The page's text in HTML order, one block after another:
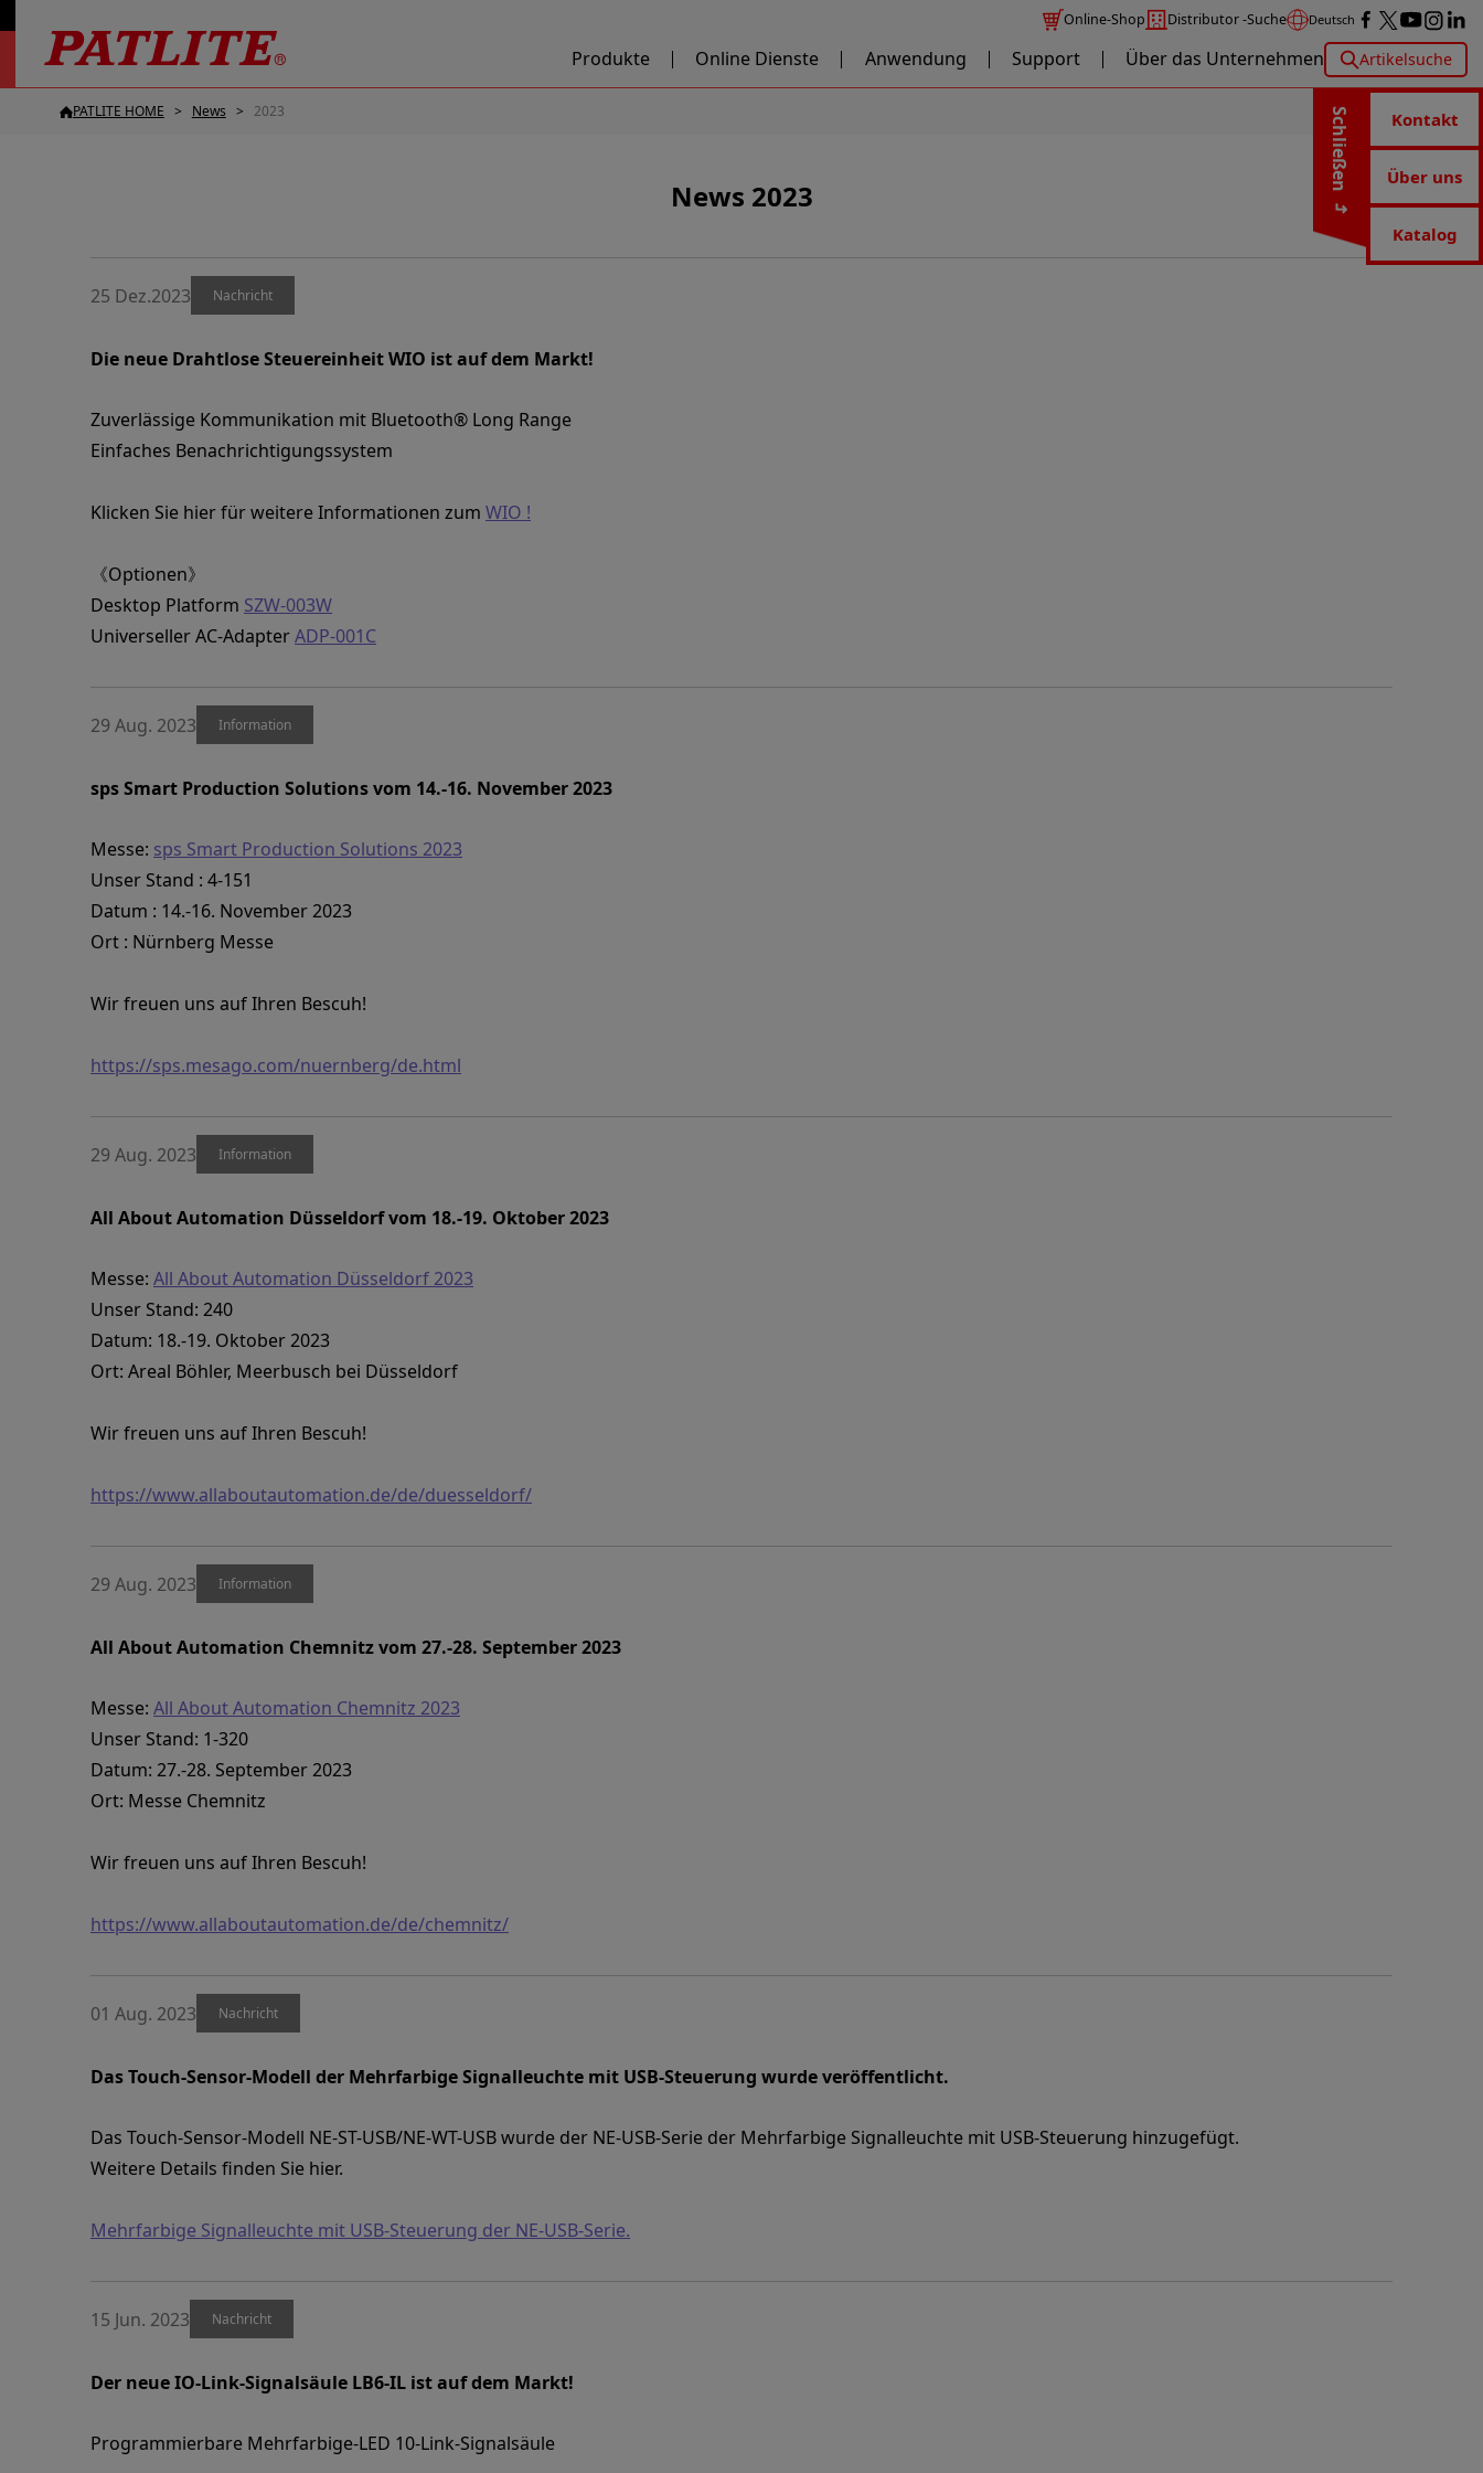
Online-Shop Distributor -Suche Deutsch
Produkte Online Dienste Anwendung Support Über das Unternehmen Artikelsuche
Schließen Kontakt
Über uns
Katalog
PATLITE HOME News 2023
News 2023
25 Dez.2023 Nachricht
Die neue Drahtlose Steuereinheit WIO ist auf dem Markt!
Zuverlässige Kommunikation mit Bluetooth® Long Range
Einfaches Benachrichtigungssystem
Klicken Sie hier für weitere Informationen zum WIO !
《Optionen》
Desktop Platform SZW-003W
Universeller AC-AdapterADP-001C
29 Aug. 2023 Information
sps Smart Production Solutions vom 14.-16. November 2023
Messe: sps Smart Production Solutions 2023
Unser Stand : 4-151
Datum : 14.-16. November 2023
Ort : Nürnberg Messe
Wir freuen uns auf Ihren Bescuh!
https://sps.mesago.com/nuernberg/de.html
29 Aug. 2023 Information
All About Automation Düsseldorf vom 18.-19. Oktober 2023
Messe: All About Automation Düsseldorf 2023
Unser Stand: 240
Datum: 18.-19. Oktober 2023
Ort: Areal Böhler, Meerbusch bei Düsseldorf
Wir freuen uns auf Ihren Bescuh!
https://www.allaboutautomation.de/de/duesseldorf/
29 Aug. 2023 Information
All About Automation Chemnitz vom 27.-28. September 2023
Messe: All About Automation Chemnitz 2023
Unser Stand: 1-320
Datum: 27.-28. September 2023
Ort: Messe Chemnitz
Wir freuen uns auf Ihren Bescuh!
https://www.allaboutautomation.de/de/chemnitz/
01 Aug. 2023 Nachricht
Das Touch-Sensor-Modell der Mehrfarbige Signalleuchte mit USB-Steuerung wurde veröffentlicht.
Das Touch-Sensor-Modell NE-ST-USB/NE-WT-USB wurde der NE-USB-Serie der Mehrfarbige Signalleuchte mit USB-Steuerung hinzugefügt.
Weitere Details finden Sie hier.
Mehrfarbige Signalleuchte mit USB-Steuerung der NE-USB-Serie.
15 Jun. 2023 Nachricht
Der neue IO-Link-Signalsäule LB6-IL ist auf dem Markt!
Programmierbare Mehrfarbige-LED 10-Link-Signalsäule